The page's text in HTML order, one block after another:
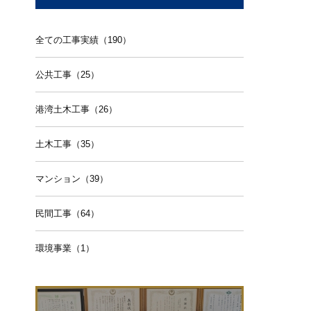
全ての工事実績（190）
公共工事（25）
港湾土木工事（26）
土木工事（35）
マンション（39）
民間工事（64）
環境事業（1）